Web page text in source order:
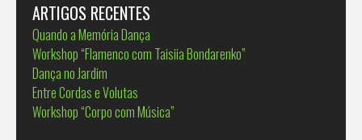
ARTIGOS RECENTES
Quando a Memória Dança
Workshop “Flamenco com Taisiia Bondarenko”
Dança no Jardim
Entre Cordas e Volutas
Workshop “Corpo com Música”